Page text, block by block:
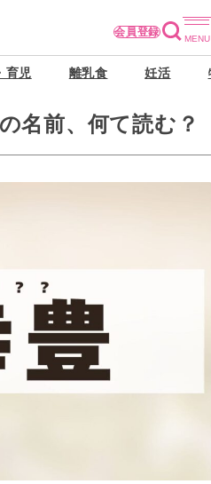
会員登録
育児 離乳食 妊活
名前、何て読む？